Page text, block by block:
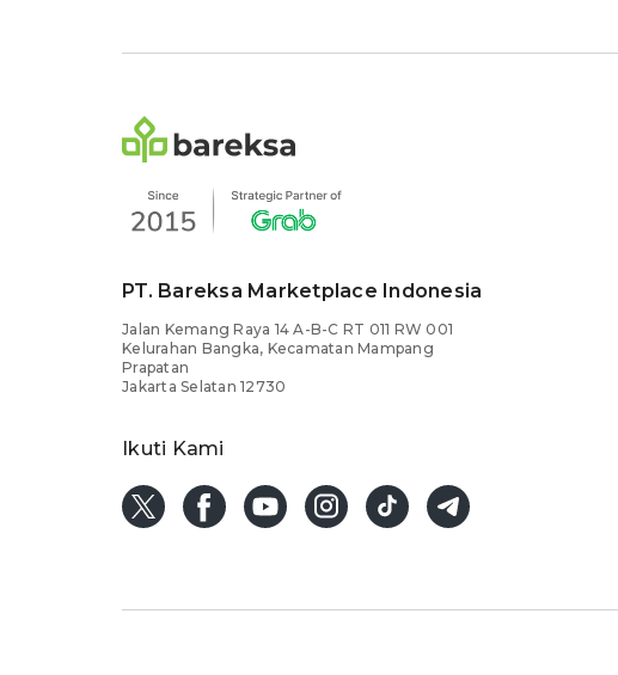
PT. Bareksa Marketplace Indonesia
Jalan Kemang Raya 14 A-B-C RT 011 RW 001
Kelurahan Bangka, Kecamatan Mampang
Prapatan
Jakarta Selatan 12730
Ikuti Kami